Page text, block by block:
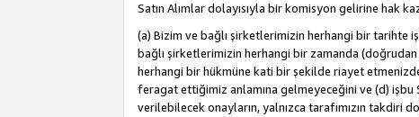
Satın Alımlar dolayısıyla bir komisyon gelirine hak
(a) Bizim ve bağlı şirketlerimizin herhangi bir tarihte
bağlı şirketlerimizin herhangi bir zamanda
herhangi bir hükmüne kati bir şekilde riayet
feragat ettiğimiz anlamına gelmeyeceğini ve (d) işbu
verilebilecek onayların, yalnızca tarafımızın takdiri